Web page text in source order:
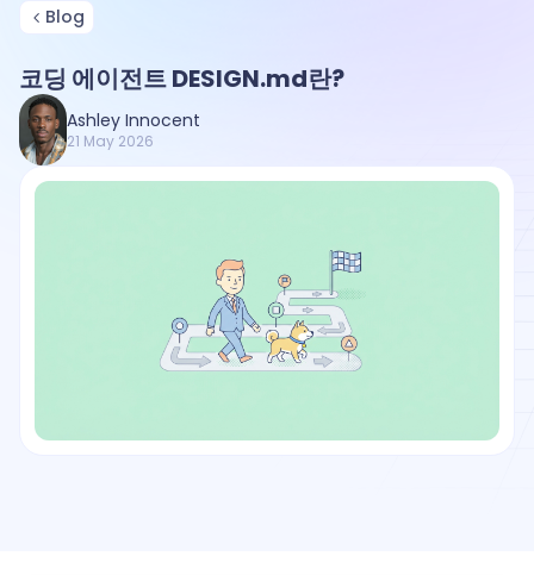
Blog
코딩 에이전트 DESIGN.md란?
Ashley Innocent
21 May 2026